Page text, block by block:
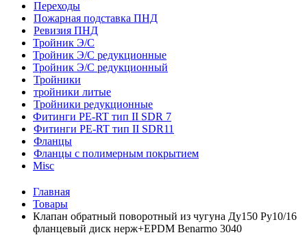
Переходы
Пожарная подставка ПНД
Ревизия ПНД
Тройник Э/С
Тройник Э/С редукционные
Тройник Э/С редукционный
Тройники
тройники литые
Тройники редукционные
Фитинги PE-RT тип II SDR 7
Фитинги PE-RT тип II SDR11
Фланцы
Фланцы с полимерным покрытием
Misc
Главная
Товары
Клапан обратный поворотный из чугуна Ду150 Ру10/16
фланцевый диск нерж+EPDM Benarmo 3040